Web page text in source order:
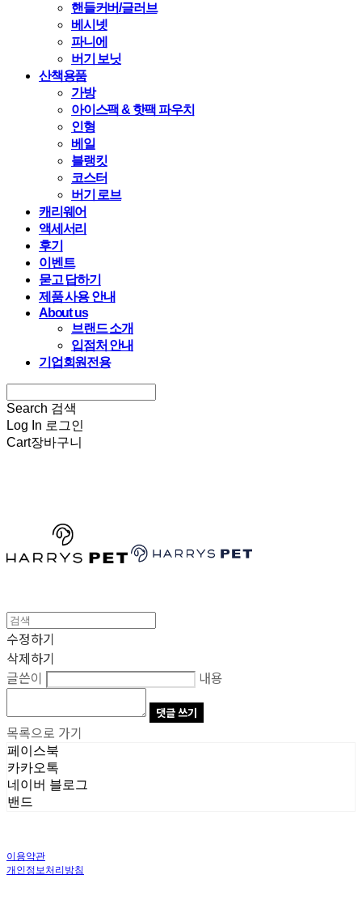
핸들커버/글러브
베시넷
파니에
버기 보닛
산책용품
가방
아이스팩 & 핫팩 파우치
인형
베일
블랭킷
코스터
버기 로브
캐리웨어
액세서리
후기
이벤트
묻고 답하기
제품 사용 안내
About us
브랜드 소개
입점처 안내
기업회원전용
Search 검색
Log In 로그인
Cart장바구니
수정하기
삭제하기
글쓴이
내용
댓글 쓰기
목록으로 가기
페이스북
카카오톡
네이버 블로그
밴드
이용약관
개인정보처리방침